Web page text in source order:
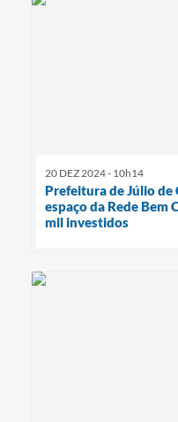
20 DEZ 2024 - 10h14
Prefeitura de Júlio
espaço da Rede Bem
mil investidos